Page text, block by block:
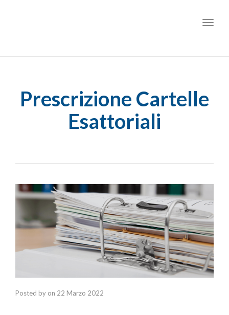
Prescrizione Cartelle
Esattoriali
Posted by on 22 Marzo 2022